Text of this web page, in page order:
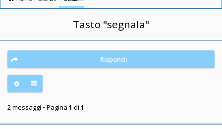
Tasto "segnala"
Rispondi
2 messaggi • Pagina 1 di 1